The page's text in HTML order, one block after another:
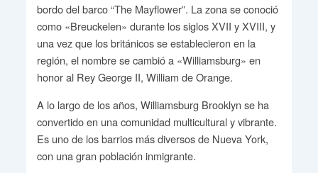
bordo del barco “The Mayflower”. La zona se conoció
como «Breuckelen» durante los siglos XVII y XVIII, y
una vez que los británicos se establecieron en la
región, el nombre se cambió a «Williamsburg» en
honor al Rey George II, William de Orange.
A lo largo de los años, Williamsburg Brooklyn se ha
convertido en una comunidad multicultural y vibrante.
Es uno de los barrios más diversos de Nueva York,
con una gran población inmigrante.